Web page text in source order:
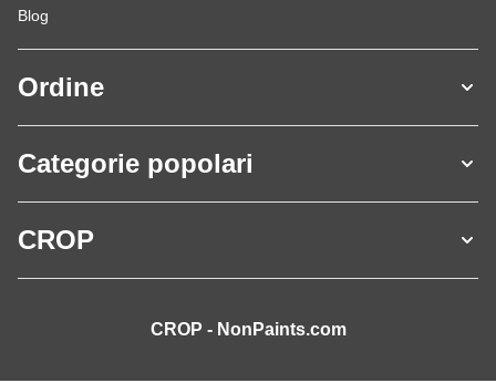
Blog
Ordine
Categorie popolari
CROP
CROP - NonPaints.com